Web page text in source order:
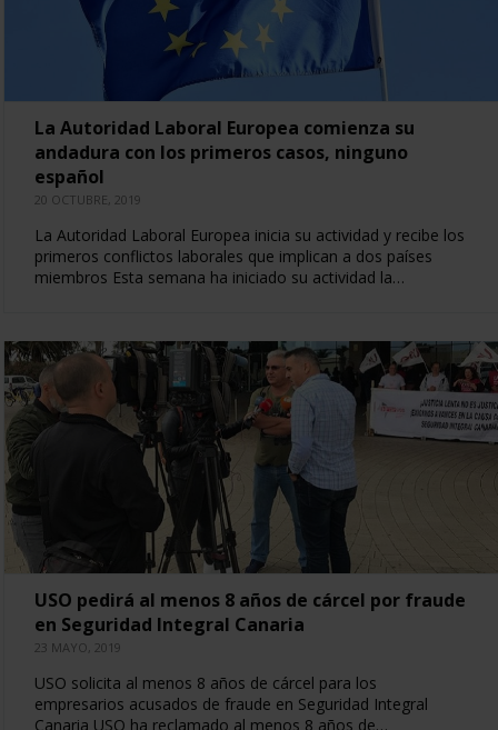
La Autoridad Laboral Europea comienza su
andadura con los primeros casos, ninguno
español
20 OCTUBRE, 2019
La Autoridad Laboral Europea inicia su actividad y recibe los
primeros conflictos laborales que implican a dos países
miembros Esta semana ha iniciado su actividad la…
USO pedirá al menos 8 años de cárcel por fraude
en Seguridad Integral Canaria
23 MAYO, 2019
USO solicita al menos 8 años de cárcel para los
empresarios acusados de fraude en Seguridad Integral
Canaria USO ha reclamado al menos 8 años de…